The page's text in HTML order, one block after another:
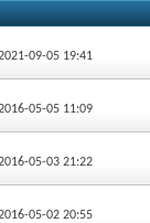
09-05 19:41
05-05 11:09
05-03 21:22
05-02 20:55